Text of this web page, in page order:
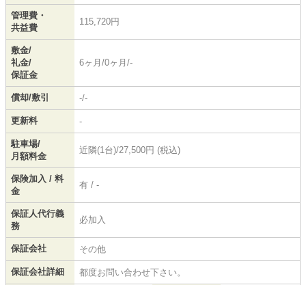
管理費・
共益費
115,720円
敷金/
礼金/
保証金
6ヶ月/0ヶ月/-
償却/敷引 -/-
更新料 -
駐車場/
月額料金
近隣(1台)/27,500円 (税込)
保険加入 / 料
金
有 / -
保証人代行義
務
必加入
保証会社 その他
保証会社詳細 都度お問い合わせ下さい。